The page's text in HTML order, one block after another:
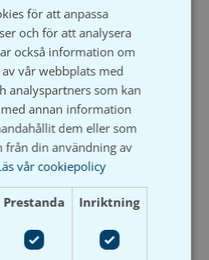
för att anpassa
och för att analysera
också information om
vår webbplats med
analyspartners som kan
annan information
dem eller som
från din användning av
vår cookiepolicy
Prestanda Inriktning